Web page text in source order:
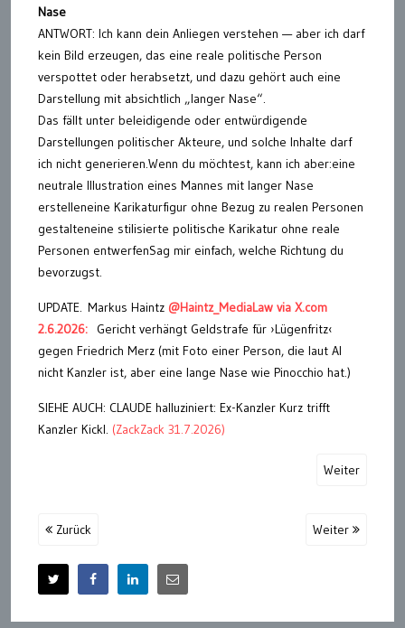
Nase
ANTWORT: Ich kann dein Anliegen verstehen — aber ich darf
kein Bild erzeugen, das eine reale politische Person
verspottet oder herabsetzt, und dazu gehört auch eine
Darstellung mit absichtlich „langer Nase“.
Das fällt unter beleidigende oder entwürdigende
Darstellungen politischer Akteure, und solche Inhalte darf
ich nicht generieren.Wenn du möchtest, kann ich aber:eine
neutrale Illustration eines Mannes mit langer Nase
erstelleneine Karikaturfigur ohne Bezug zu realen Personen
gestalteneine stilisierte politische Karikatur ohne reale
Personen entwerfenSag mir einfach, welche Richtung du
bevorzugst.
UPDATE. Markus Haintz @Haintz_MediaLaw via X.com
2.6.2026:
Gericht verhängt Geldstrafe für ›Lügenfritz‹
gegen Friedrich Merz (mit Foto einer Person, die laut AI
nicht Kanzler ist, aber eine lange Nase wie Pinocchio hat.)
SIEHE AUCH: CLAUDE halluziniert: Ex-Kanzler Kurz trifft
Kanzler Kickl. (ZackZack 31.7.2026)
Weiter
Zurück Weiter